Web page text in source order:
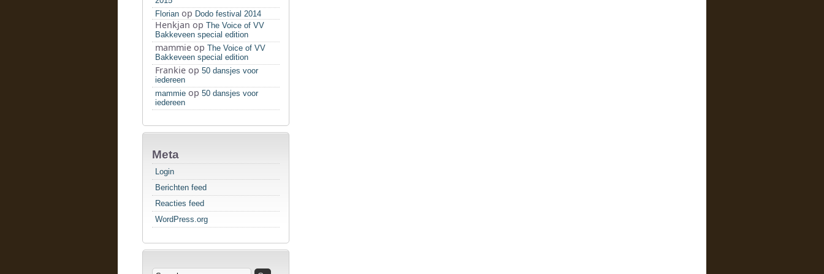
Florian op Dodo festival 2014
Henkjan op The Voice of VV
Bakkeveen special edition
mammie op The Voice of VV
Bakkeveen special edition
Frankie op 50 dansjes voor
iedereen
mammie op 50 dansjes voor
iedereen
Meta
Login
Berichten feed
Reacties feed
WordPress.org